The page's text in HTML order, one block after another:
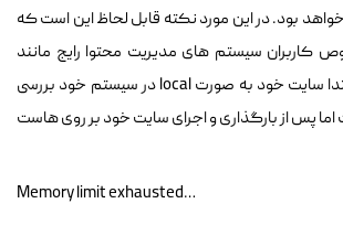
بود. در این مورد نکته قابل لحاظ این است که
کاربران سیستم های مدیریت محتوا رایج مانند
و… ابتدا سایت خود به صورت local در سیستم خود بررسی
پس از بارگذاری و اجرای سایت خود بر روی هاست
Memory limit exhausted…